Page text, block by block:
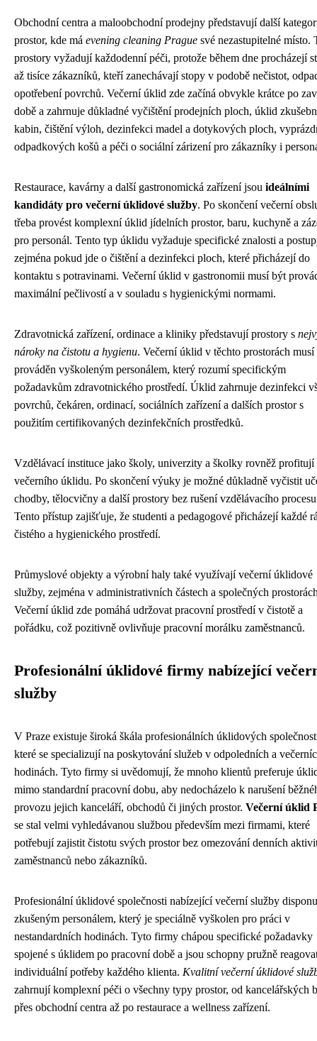
Obchodní centra a maloobchodní prodejny představují další
prostor, kde má evening cleaning Prague své nezastupitelné místo.
prostory vyžadují každodenní péči, protože během dne procházejí
až tisíce zákazníků, kteří zanechávají stopy v podobě nečistot,
opotřebení povrchů. Večerní úklid zde začíná obvykle krátce po
době a zahrnuje důkladné vyčištění prodejních ploch, úklid
kabin, čištění výloh, dezinfekci madel a dotykových ploch,
odpadkových košů a péči o sociální zárizení pro zákazníky i
Restaurace, kavárny a další gastronomická zařízení jsou ideálními
kandidáty pro večerní úklidové služby. Po skončení večerní
třeba provést komplexní úklid jídelních prostor, baru, kuchyně a
pro personál. Tento typ úklidu vyžaduje specifické znalosti a
zejména pokud jde o čištění a dezinfekci ploch, které přicházejí do
kontaktu s potravinami. Večerní úklid v gastronomii musí být
maximální pečlivostí a v souladu s hygienickými normami.
Zdravotnická zařízení, ordinace a kliniky představují prostory s
nároky na čistotu a hygienu. Večerní úklid v těchto prostorách musí
prováděn vyškoleným personálem, který rozumí specifickým
požadavkům zdravotnického prostředí. Úklid zahrnuje dezinfekci
povrchů, čekáren, ordinací, sociálních zařízení a dalších prostor s
použitím certifikovaných dezinfekčních prostředků.
Vzdělávací instituce jako školy, univerzity a školky rovněž profitují
večerního úklidu. Po skončení výuky je možné důkladně vyčistit
chodby, tělocvičny a další prostory bez rušení vzdělávacího
Tento přístup zajišťuje, že studenti a pedagogové přicházejí každé
čistého a hygienického prostředí.
Průmyslové objekty a výrobní haly také využívají večerní úklidové
služby, zejména v administrativních částech a společných
Večerní úklid zde pomáhá udržovat pracovní prostředí v čistotě a
pořádku, což pozitivně ovlivňuje pracovní morálku zaměstnanců.
Profesionální úklidové firmy nabízející
služby
V Praze existuje široká škála profesionálních úklidových
které se specializují na poskytování služeb v odpoledních a
hodinách. Tyto firmy si uvědomují, že mnoho klientů preferuje
mimo standardní pracovní dobu, aby nedocházelo k narušení
provozu jejich kanceláří, obchodů či jiných prostor. Večerní úklid
se stal velmi vyhledávanou službou především mezi firmami, které
potřebují zajistit čistotu svých prostor bez omezování denních
zaměstnanců nebo zákazníků.
Profesionální úklidové společnosti nabízející večerní služby
zkušeným personálem, který je speciálně vyškolen pro práci v
nestandardních hodinách. Tyto firmy chápou specifické požadavky
spojené s úklidem po pracovní době a jsou schopny pružně
individuální potřeby každého klienta. Kvalitní večerní úklidové
zahrnují komplexní péči o všechny typy prostor, od kancelářských
přes obchodní centra až po restaurace a wellness zařízení.